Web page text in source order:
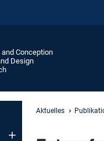
Conception
Design
Aktuelles